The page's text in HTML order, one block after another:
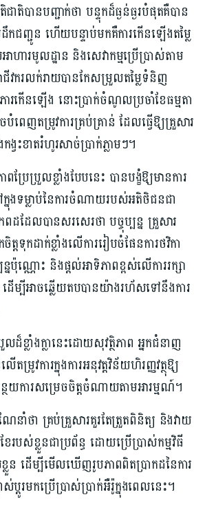
ាតិបានបញ្ជាក់ថា បន្ទុកដ៏ធ្ងន់ធ្ងរបំផុតគឺបាន
ជញ្ជូន ហើយបន្ទាប់មកគឺការកើនឡើងតម្លៃ
ារមូលដ្ឋាន និងសេវាកម្មប្រើប្រាស់តាម
វករលក់រាយបានកែសម្រួលតម្លៃទំនិញ
ារកើនឡើង នោះប្រាក់ចំណូលប្រចាំខែធម្មតា
េញតម្រូវការគ្រប់គ្រាន់ ដែលធ្វើឱ្យគ្រួសារ
ះខាតរំហូរសាច់ប្រាក់ភ្លាមៗ។
រែប្រួលខ្លាំងបែបនេះ បានបង្ខំឱ្យមានការ
ក្នុងទម្លាប់នៃការចំណាយរបស់អតិថិជនជា
ដដែលបានសរសេរថា បច្ចុប្បន្ន គ្រួសារ
ត្តទុកដាក់ខ្លាំងលើការរៀបចំផែនការថវិកា
ន្នប៉ុណ្ណោះ និងផ្តល់អាទិភាពខ្ពស់លើការរក្សា
ម្បីអាចឆ្លើយតបបានយ៉ាងរហ័សទៅនឹងការ
លដ៏ខ្លាំងក្លានេះដោយសុវត្ថិភាព អ្នកជំនាញ
ើតម្រូវការក្នុងការអនុវត្តវិន័យហិរញ្ញវត្ថុឱ្យ
ថយការសម្រេចចិត្តចំណាយតាមអារម្មណ៍។
ណែនាំថា គ្រប់គ្រួសារគួរតែត្រួតពិនិត្យ និងវាយ
របស់ខ្លួនជាប្រព័ន្ធ ដោយប្រើប្រាស់កម្មវិធី
ខ្លួន ដើម្បីមើលឃើញរូបភាពពិតប្រាកដនៃការ
ប្តូរមកប្រើប្រាស់ប្រាក់អឺរ៉ូក្នុងពេលនេះ។